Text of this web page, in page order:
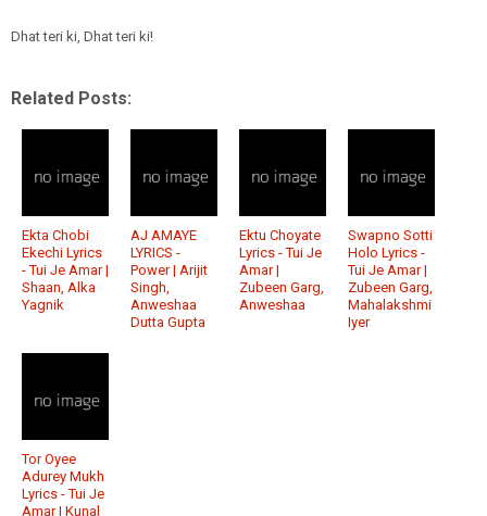
Dhat teri ki, Dhat teri ki!
Related Posts:
Ekta Chobi
Ekechi Lyrics
- Tui Je Amar |
Shaan, Alka
Yagnik
AJ AMAYE
LYRICS -
Power | Arijit
Singh,
Anweshaa
Dutta Gupta
Ektu Choyate
Lyrics - Tui Je
Amar |
Zubeen Garg,
Anweshaa
Swapno Sotti
Holo Lyrics -
Tui Je Amar |
Zubeen Garg,
Mahalakshmi
Iyer
Tor Oyee
Adurey Mukh
Lyrics - Tui Je
Amar | Kunal